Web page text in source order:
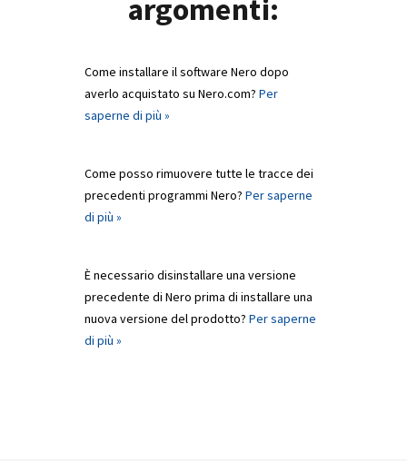
argomenti:
Come installare il software Nero dopo
averlo acquistato su Nero.com? Per
saperne di più »
Come posso rimuovere tutte le tracce dei
precedenti programmi Nero? Per saperne
di più »
È necessario disinstallare una versione
precedente di Nero prima di installare una
nuova versione del prodotto? Per saperne
di più »